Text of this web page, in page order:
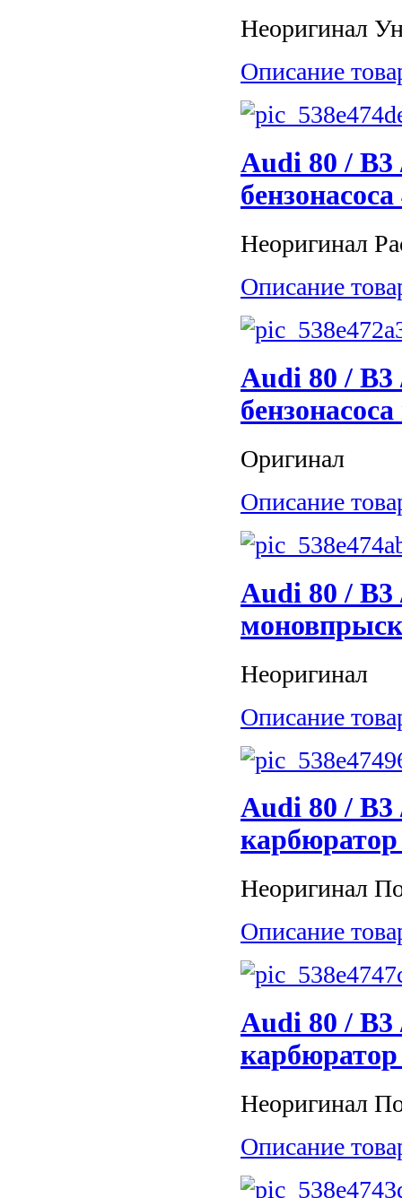
Неоригинал
Описание
Audi 80 / B3
Неоригинал
Описание
Audi 80 / B3
Оригинал
Описание
Audi 80 / B3
Неоригинал
Описание
Audi 80 / B3
карбюратор
Неоригинал
Описание
Audi 80 / B3
карбюратор
Неоригинал
Описание